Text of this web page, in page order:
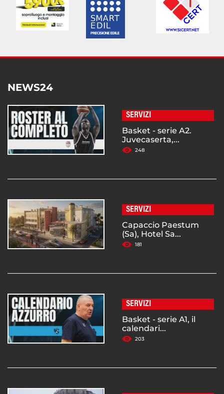
NEWS24
SERVIZI
Basket - serie A2.
Juvecaserta,...
248
SERVIZI
Capaccio Paestum
(Sa), Hotel Sa...
181
SERVIZI
Basket - serie A1, il
calendari...
203